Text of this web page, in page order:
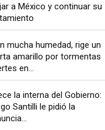
a México y continuar su
mucha humedad, rige un
amarillo por tormentas
en...
la interna del Gobierno:
Santilli le pidió la